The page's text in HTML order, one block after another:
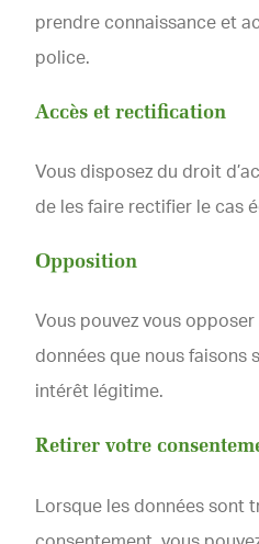
prendre connaissance et
police.
Accès et rectification
Vous disposez du droit
de les faire rectifier le cas
Opposition
Vous pouvez vous
données que nous faisons
intérêt légitime.
Retirer votre
Lorsque les données sont